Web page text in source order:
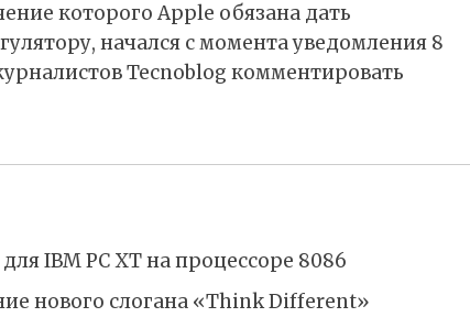
которого Apple обязана дать
начался с момента уведомления 8
Tecnoblog комментировать
IBM PC XT на процессоре 8086
нового слогана «Think Different»